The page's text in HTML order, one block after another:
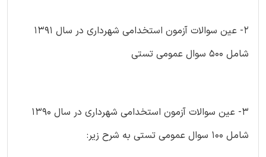
۲- عین سوالات آزمون استخدامی شهرداری در سال ۱۳۹۱
شامل ۵۰۰ سوال عمومی تستی
۳- عین سوالات آزمون استخدامی شهرداری در سال ۱۳۹۰
شامل ۱۰۰ سوال عمومی تستی به شرح زیر: